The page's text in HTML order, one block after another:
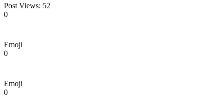
Post Views: 52
0
Emoji
0
Emoji
0